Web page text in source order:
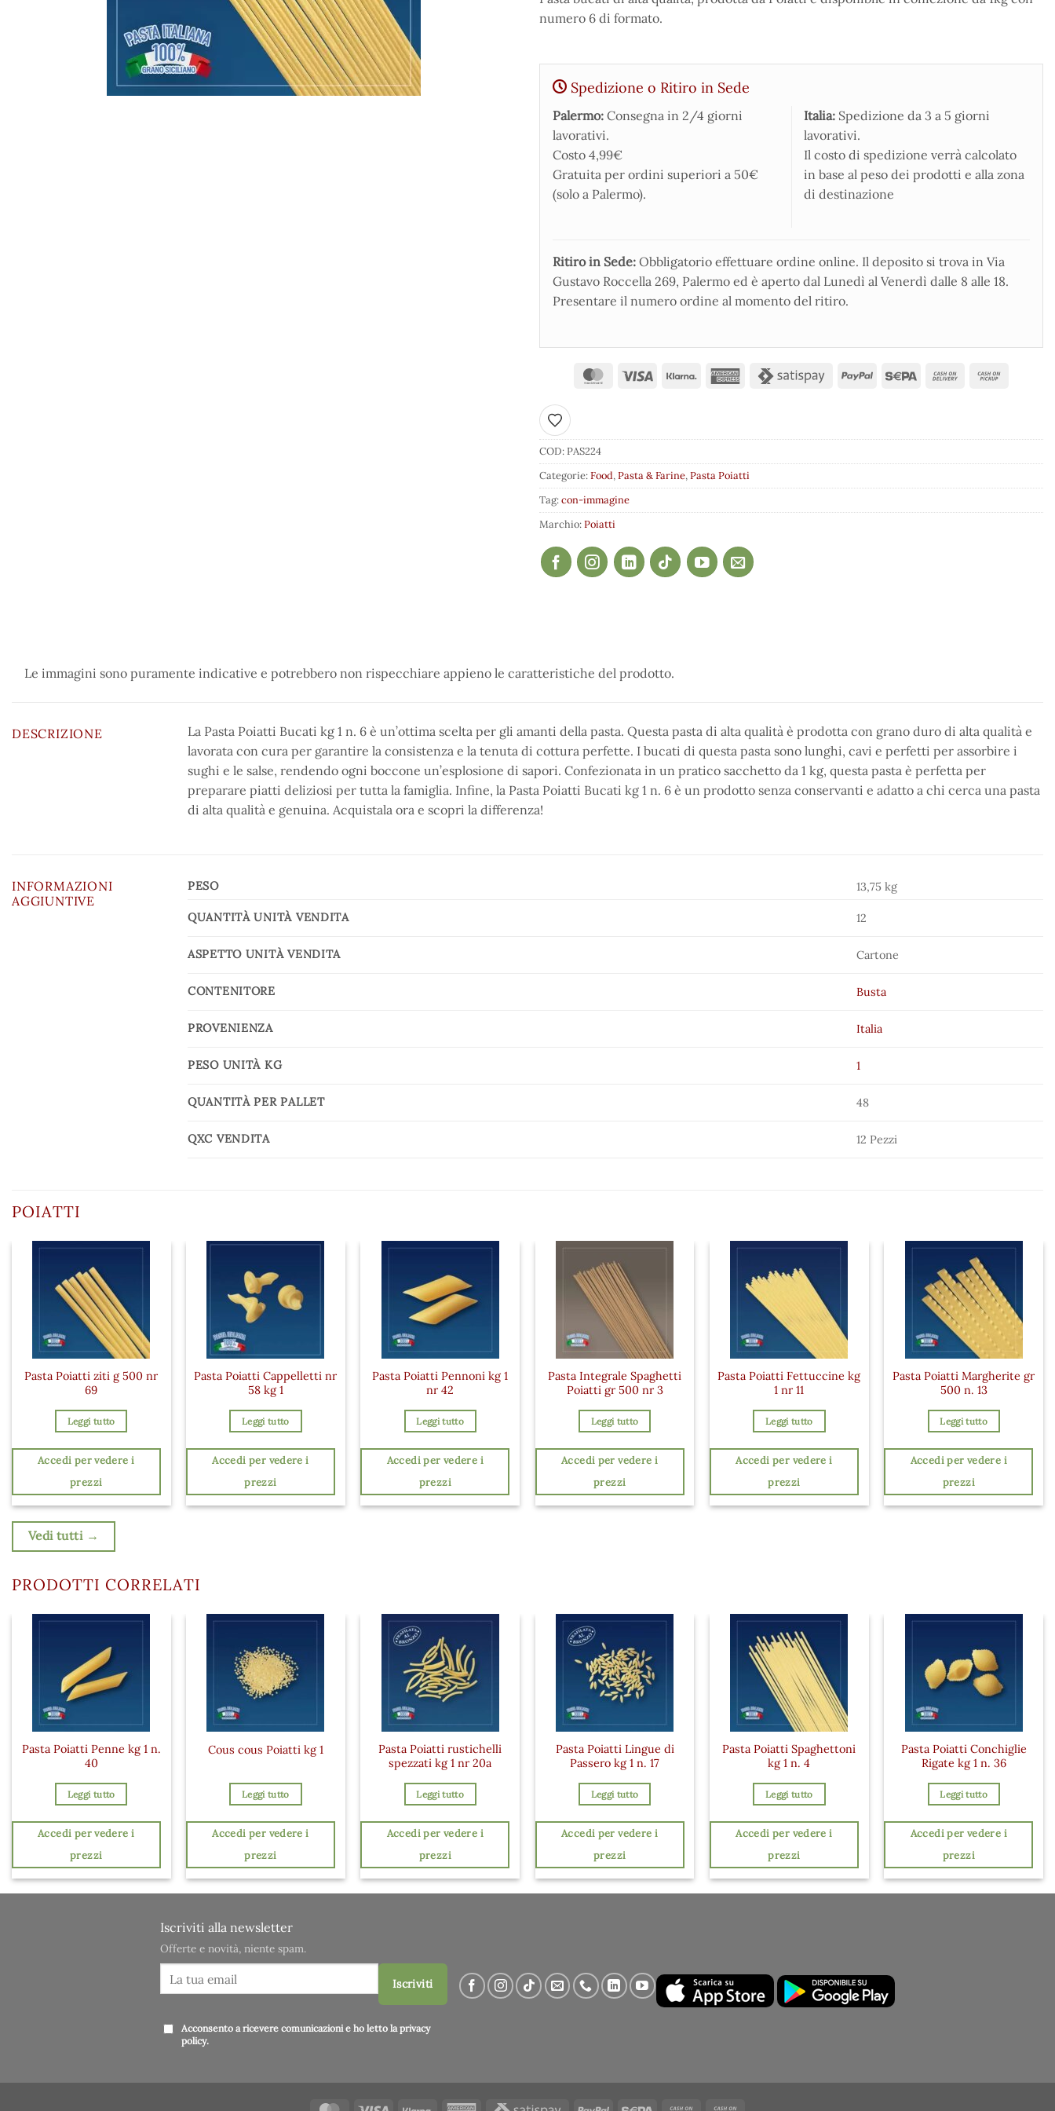
numero 6 di formato.
Spedizione o Ritiro in Sede
Palermo: Consegna in 2/4 giorni
lavorativi.
Costo 4,99€
Gratuita per ordini superiori a 50€
(solo a Palermo).
Italia: Spedizione da 3 a 5 giorni
lavorativi.
Il costo di spedizione verrà calcolato
in base al peso dei prodotti e alla zona
di destinazione
Ritiro in Sede: Obbligatorio effettuare ordine online. Il deposito si trova in Via
Gustavo Roccella 269, Palermo ed è aperto dal Lunedì al Venerdì dalle 8 alle 18.
Presentare il numero ordine al momento del ritiro.
Aggiungi ai preferiti
COD:PAS224
Categorie:Food,Pasta & Farine,Pasta Poiatti
Tag:con-immagine
Marchio:Poiatti
Le immagini sono puramente indicative e potrebbero non rispecchiare appieno le caratteristiche del prodotto.
DESCRIZIONE
La Pasta Poiatti Bucati kg 1 n. 6 è un’ottima scelta per gli amanti della pasta. Questa pasta di alta qualità è prodotta con grano duro di alta qualità e
lavorata con cura per garantire la consistenza e la tenuta di cottura perfette. I bucati di questa pasta sono lunghi, cavi e perfetti per assorbire i
sughi e le salse, rendendo ogni boccone un’esplosione di sapori. Confezionata in un pratico sacchetto da 1 kg, questa pasta è perfetta per
preparare piatti deliziosi per tutta la famiglia. Infine, la Pasta Poiatti Bucati kg 1 n. 6 è un prodotto senza conservanti e adatto a chi cerca una pasta
di alta qualità e genuina. Acquistala ora e scopri la differenza!
INFORMAZIONI
AGGIUNTIVE
PESO 13,75 kg
QUANTITÀ UNITÀ VENDITA 12
ASPETTO UNITÀ VENDITA Cartone
CONTENITORE Busta
PROVENIENZA Italia
PESO UNITÀ KG 1
QUANTITÀ PER PALLET 48
QXC VENDITA 12 Pezzi
POIATTI
Pasta Poiatti ziti g 500 nr
69
Leggi tutto
Accedi per vedere i
prezzi
Pasta Poiatti Cappelletti nr
58 kg 1
Leggi tutto
Accedi per vedere i
prezzi
Pasta Poiatti Pennoni kg 1
nr 42
Leggi tutto
Accedi per vedere i
prezzi
Pasta Integrale Spaghetti
Poiatti gr 500 nr 3
Leggi tutto
Accedi per vedere i
prezzi
Pasta Poiatti Fettuccine kg
1 nr 11
Leggi tutto
Accedi per vedere i
prezzi
Pasta Poiatti Margherite gr
500 n. 13
Leggi tutto
Accedi per vedere i
prezzi
Vedi tutti →
PRODOTTI CORRELATI
Pasta Poiatti Penne kg 1 n.
40
Leggi tutto
Accedi per vedere i
prezzi
Cous cous Poiatti kg 1
Leggi tutto
Accedi per vedere i
prezzi
Pasta Poiatti rustichelli
spezzati kg 1 nr 20a
Leggi tutto
Accedi per vedere i
prezzi
Pasta Poiatti Lingue di
Passero kg 1 n. 17
Leggi tutto
Accedi per vedere i
prezzi
Pasta Poiatti Spaghettoni
kg 1 n. 4
Leggi tutto
Accedi per vedere i
prezzi
Pasta Poiatti Conchiglie
Rigate kg 1 n. 36
Leggi tutto
Accedi per vedere i
prezzi
Iscriviti alla newsletter
Offerte e novità, niente spam.
Iscriviti
Acconsento a ricevere comunicazioni e ho letto laprivacy
policy.